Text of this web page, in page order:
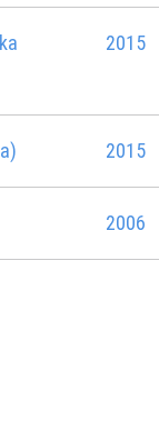
2015
2015
2006